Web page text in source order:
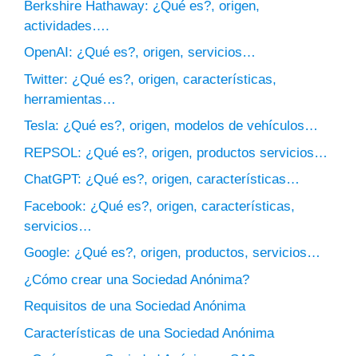
Berkshire Hathaway: ¿Qué es?, origen,
actividades….
OpenAI: ¿Qué es?, origen, servicios…
Twitter: ¿Qué es?, origen, características,
herramientas…
Tesla: ¿Qué es?, origen, modelos de vehículos…
REPSOL: ¿Qué es?, origen, productos servicios…
ChatGPT: ¿Qué es?, origen, características…
Facebook: ¿Qué es?, origen, características,
servicios…
Google: ¿Qué es?, origen, productos, servicios…
¿Cómo crear una Sociedad Anónima?
Requisitos de una Sociedad Anónima
Características de una Sociedad Anónima